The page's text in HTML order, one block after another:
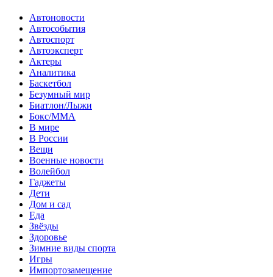
Автоновости
Автособытия
Автоспорт
Автоэксперт
Актеры
Аналитика
Баскетбол
Безумный мир
Биатлон/Лыжи
Бокс/MMA
В мире
В России
Вещи
Военные новости
Волейбол
Гаджеты
Дети
Дом и сад
Еда
Звёзды
Здоровье
Зимние виды спорта
Игры
Импортозамещение